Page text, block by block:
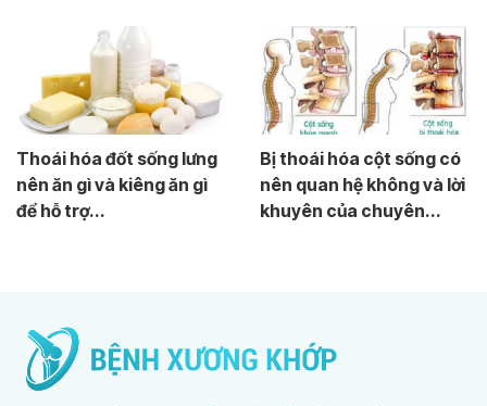
Thoái hóa đốt sống lưng
nên ăn gì và kiêng ăn gì
để hỗ trợ...
Bị thoái hóa cột sống có
nên quan hệ không và lời
khuyên của chuyên...